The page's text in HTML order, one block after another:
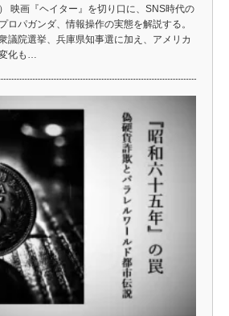
映画『ヘイター』を切り口に、SNS時代の
ロパガンダ、情報操作の実態を解説する。
議院選挙、兵庫県知事選に加え、アメリカ
化も…